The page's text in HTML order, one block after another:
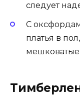
следует
С
платья в